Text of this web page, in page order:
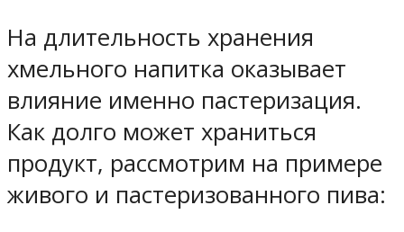
На длительность хранения
хмельного напитка оказывает
влияние именно пастеризация.
Как долго может храниться
продукт, рассмотрим на примере
живого и пастеризованного пива: